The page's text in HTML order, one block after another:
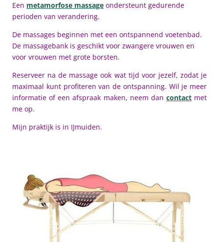
Een metamorfose massage ondersteunt gedurende
perioden van verandering.
De massages beginnen met een ontspannend voetenbad.
De massagebank is geschikt voor zwangere vrouwen en
voor vrouwen met grote borsten.
Reserveer na de massage ook wat tijd voor jezelf, zodat je
maximaal kunt profiteren van de ontspanning. Wil je meer
informatie of een afspraak maken, neem dan contactmet
me op.
Mijn praktijk is in IJmuiden.